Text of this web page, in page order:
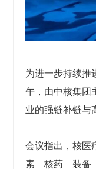
为进一步持续推
午，由中核集团
业的强链补链与
会议指出，核医
素—核药—装备—